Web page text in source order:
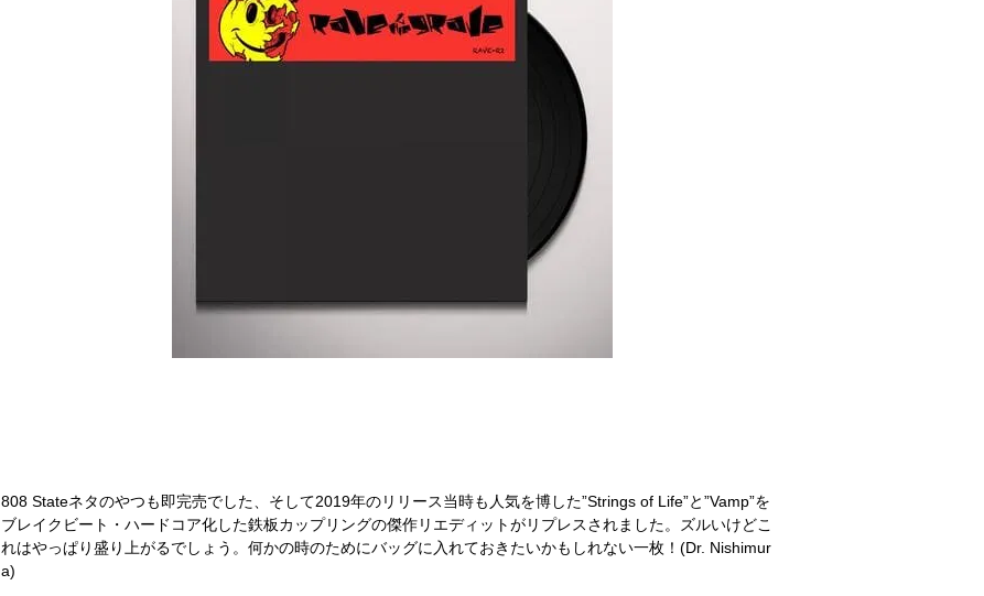
808 Stateネタのやつも即完売でした、そして2019年のリリース当時も人気を博した”Strings of Life”と”Vamp”を
ブレイクビート・ハードコア化した鉄板カップリングの傑作リエディットがリプレスされました。ズルいけどこ
れはやっぱり盛り上がるでしょう。何かの時のためにバッグに入れておきたいかもしれない一枚！(Dr. Nishimur
a)